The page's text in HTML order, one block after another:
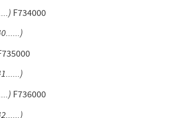
F734000
F736000